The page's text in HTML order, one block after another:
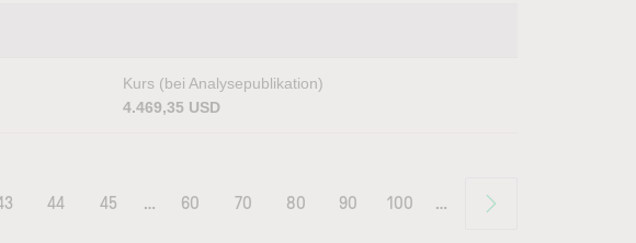
Kurs (bei Analysepublikation)
4.469,35 USD
44 45 … 60 70 80 90 100 …